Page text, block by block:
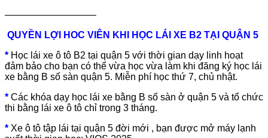
—————————–
QUYỀN LỢI HOC VIÊN KHI HỌC LÁI XE B2 TẠI QUẬN 5
* Học lái xe ô tô B2 tại quận 5 với thời gian dạy linh hoạt
đảm bảo cho bạn có thể vừa học vừa làm khi đăng ký học lái
xe bằng B số sàn quận 5. Miễn phí học thứ 7, chủ nhật.
* Các khóa dạy học lái xe bằng B số sàn ở quận 5 và tổ chức
thi bằng lái xe ô tô chỉ trong 3 tháng.
* Xe ô tô tập lái tại quận 5 đời mới , bạn được mở máy lạnh